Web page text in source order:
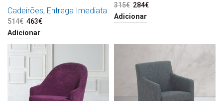
Cadeirões, Entrega Imediata
514€ O preço original era:
514€.
463€
Adicionar
315€ O preço original era:
315€.
284€
Adicionar